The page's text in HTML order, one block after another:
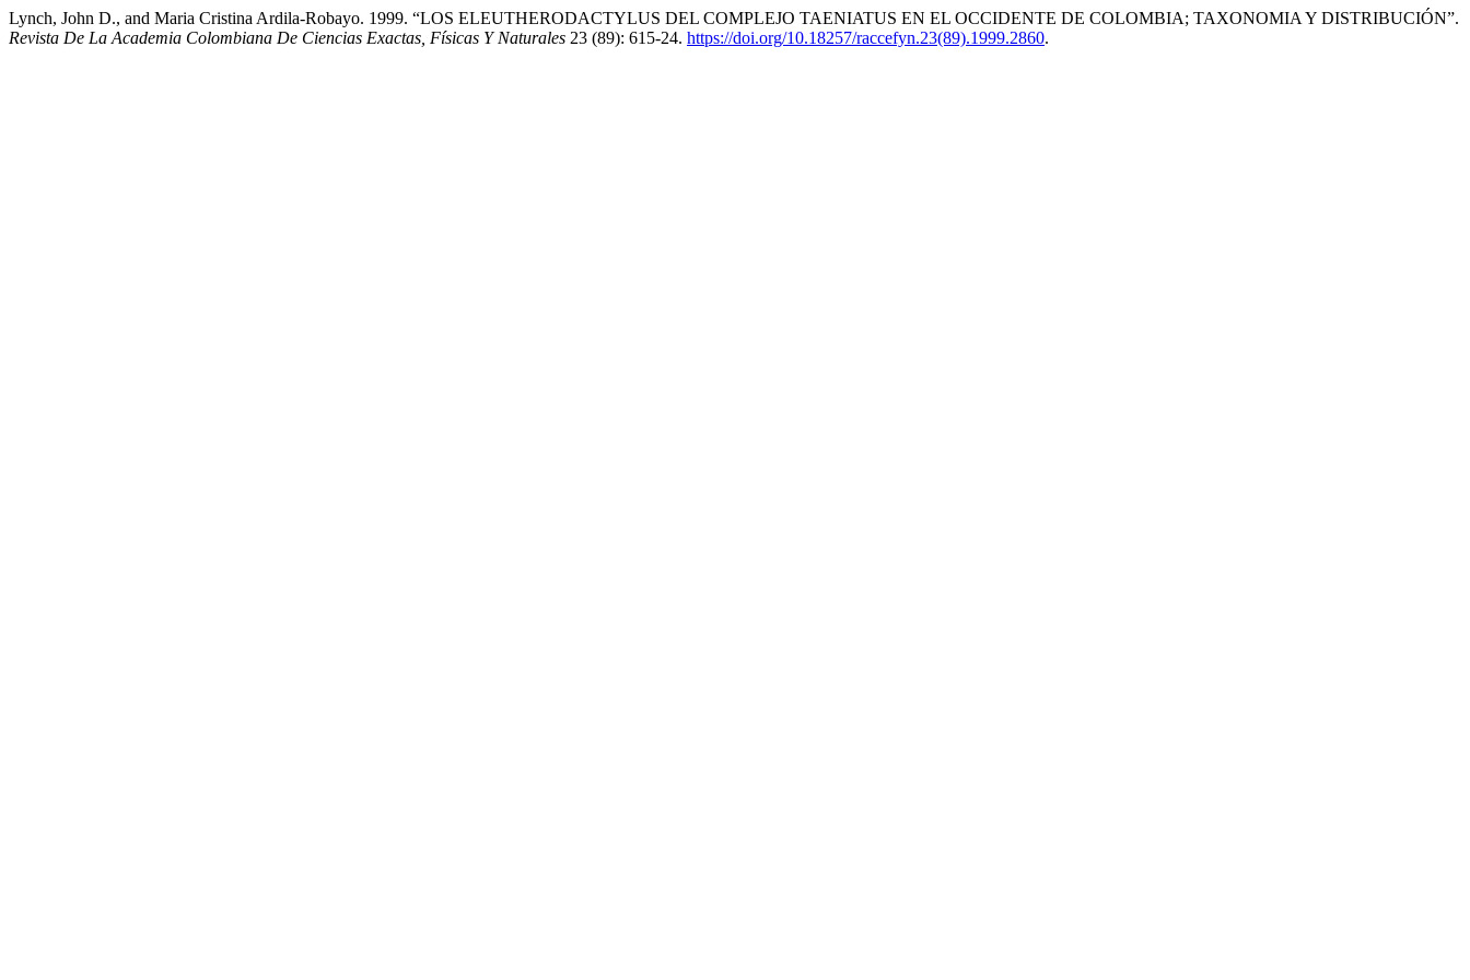
Lynch, John D., and Maria Cristina Ardila-Robayo. 1999. “LOS ELEUTHERODACTYLUS DEL COMPLEJO TAENIATUS EN EL OCCIDENTE DE COLOMBIA; TAXONOMIA Y DISTRIBUCIÓN”.
Revista De La Academia Colombiana De Ciencias Exactas, Físicas Y Naturales 23 (89): 615-24. https://doi.org/10.18257/raccefyn.23(89).1999.2860.